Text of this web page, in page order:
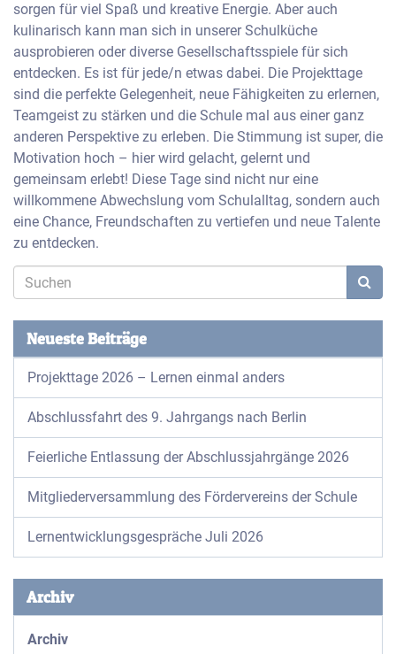
sorgen für viel Spaß und kreative Energie. Aber auch
kulinarisch kann man sich in unserer Schulküche
ausprobieren oder diverse Gesellschaftsspiele für sich
entdecken. Es ist für jede/n etwas dabei. Die Projekttage
sind die perfekte Gelegenheit, neue Fähigkeiten zu erlernen,
Teamgeist zu stärken und die Schule mal aus einer ganz
anderen Perspektive zu erleben. Die Stimmung ist super, die
Motivation hoch – hier wird gelacht, gelernt und
gemeinsam erlebt! Diese Tage sind nicht nur eine
willkommene Abwechslung vom Schulalltag, sondern auch
eine Chance, Freundschaften zu vertiefen und neue Talente
zu entdecken.
Neueste Beiträge
Projekttage 2026 – Lernen einmal anders
Abschlussfahrt des 9. Jahrgangs nach Berlin
Feierliche Entlassung der Abschlussjahrgänge 2026
Mitgliederversammlung des Fördervereins der Schule
Lernentwicklungsgespräche Juli 2026
Archiv
Archiv